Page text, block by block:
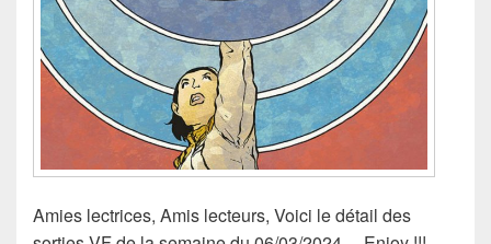
Amies lectrices, Amis lecteurs, Voici le détail des